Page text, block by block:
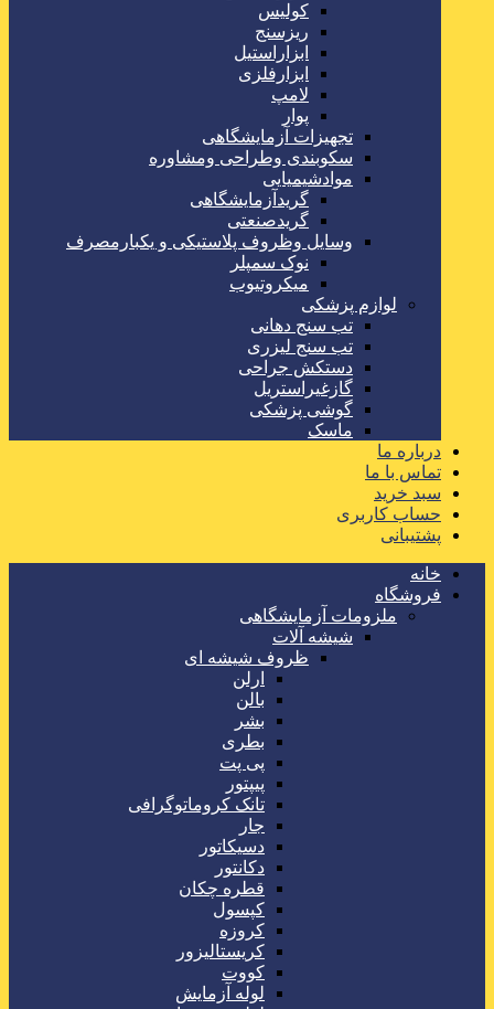
کولیس
ریزسنج
ابزاراستیل
ابزارفلزی
لامپ
پوار
تجهیزات آزمایشگاهی
سکوبندی وطراحی ومشاوره
موادشیمیایی
گریدآزمایشگاهی
گریدصنعتی
وسایل وظروف پلاستیکی و یکبارمصرف
نوک سمپلر
میکروتیوب
لوازم پزشکی
تب سنج دهانی
تب سنج لیزری
دستکش جراحی
گازغیراستریل
گوشی پزشکی
ماسک
درباره ما
تماس با ما
سبد خرید
حساب کاربری
پشتیبانی
خانه
فروشگاه
ملزومات آزمایشگاهی
شیشه آلات
ظروف شیشه ای
ارلن
بالن
بشر
بطری
پی پت
پیپتور
تانک کروماتوگرافی
جار
دسیکاتور
دکانتور
قطره چکان
کپسول
کروزه
کریستالیزور
کووت
لوله آزمایش